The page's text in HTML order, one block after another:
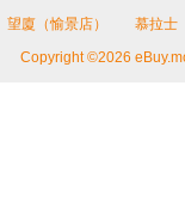
望廈（愉景店）
慕拉士
Copyright ©2026